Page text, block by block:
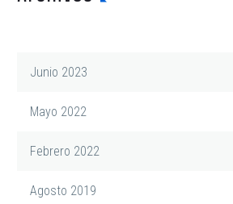
Junio 2023
Mayo 2022
Febrero 2022
Agosto 2019